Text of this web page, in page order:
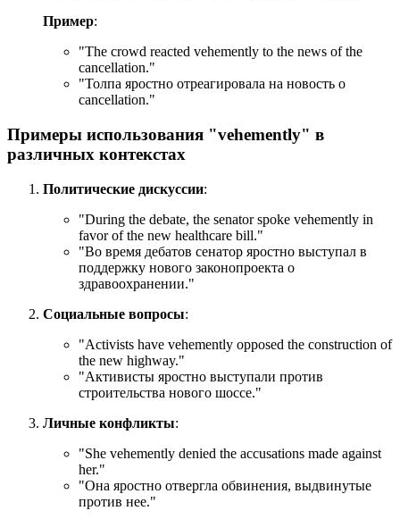
Пример:
"The crowd reacted vehemently to the news of the
cancellation."
"Толпа яростно отреагировала на новость о
cancellation."
Примеры использования "vehemently" в
различных контекстах
Политические дискуссии:
"During the debate, the senator spoke vehemently in
favor of the new healthcare bill."
"Во время дебатов сенатор яростно выступал в
поддержку нового законопроекта о
здравоохранении."
Социальные вопросы:
"Activists have vehemently opposed the construction of
the new highway."
"Активисты яростно выступали против
строительства нового шоссе."
Личные конфликты:
"She vehemently denied the accusations made against
her."
"Она яростно отвергла обвинения, выдвинутые
против нее."